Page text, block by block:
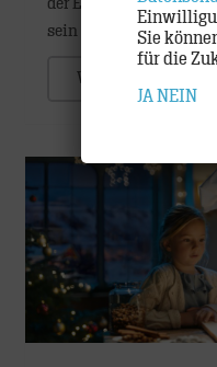
der Erarbeitung eines
sein gesamtes
WEITER
Sie
für die
JA NEIN